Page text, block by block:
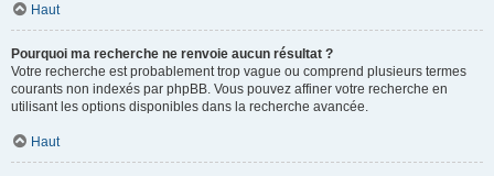
Haut
Pourquoi ma recherche ne renvoie aucun résultat ?
Votre recherche est probablement trop vague ou comprend plusieurs termes
courants non indexés par phpBB. Vous pouvez affiner votre recherche en
utilisant les options disponibles dans la recherche avancée.
Haut